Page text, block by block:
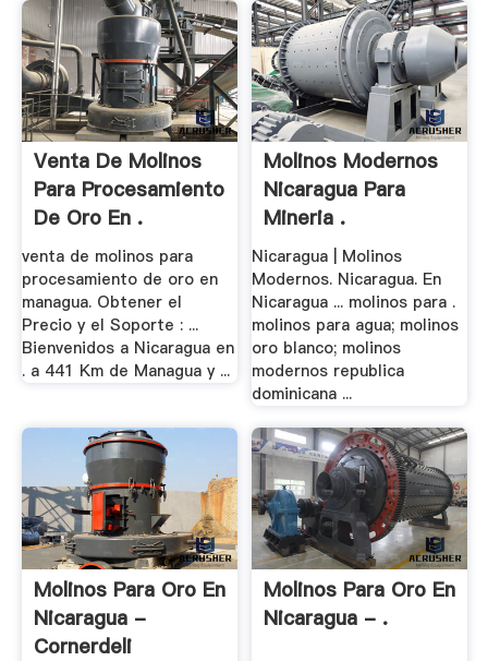
Venta De Molinos
Para Procesamiento
De Oro En .
venta de molinos para
procesamiento de oro en
managua. Obtener el
Precio y el Soporte : ...
Bienvenidos a Nicaragua en
. a 441 Km de Managua y ...
Molinos Modernos
Nicaragua Para
Mineria .
Nicaragua | Molinos
Modernos. Nicaragua. En
Nicaragua ... molinos para .
molinos para agua; molinos
oro blanco; molinos
modernos republica
dominicana ...
Molinos Para Oro En
Nicaragua -
Cornerdeli
Molinos Para Oro En
Nicaragua - .